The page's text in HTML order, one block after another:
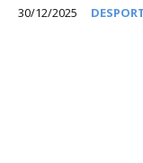
30/12/2025